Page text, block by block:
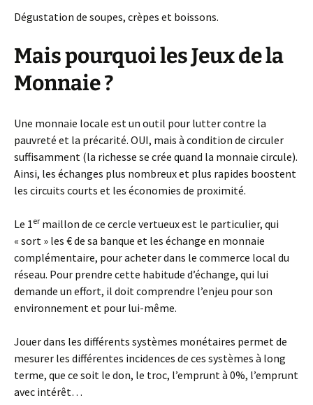
Dégustation de soupes, crèpes et boissons.
Mais pourquoi les Jeux de la
Monnaie ?
Une monnaie locale est un outil pour lutter contre la
pauvreté et la précarité. OUI, mais à condition de circuler
suffisamment (la richesse se crée quand la monnaie circule).
Ainsi, les échanges plus nombreux et plus rapides boostent
les circuits courts et les économies de proximité.
Le 1er maillon de ce cercle vertueux est le particulier, qui
« sort » les € de sa banque et les échange en monnaie
complémentaire, pour acheter dans le commerce local du
réseau. Pour prendre cette habitude d’échange, qui lui
demande un effort, il doit comprendre l’enjeu pour son
environnement et pour lui-même.
Jouer dans les différents systèmes monétaires permet de
mesurer les différentes incidences de ces systèmes à long
terme, que ce soit le don, le troc, l’emprunt à 0%, l’emprunt
avec intérêt…